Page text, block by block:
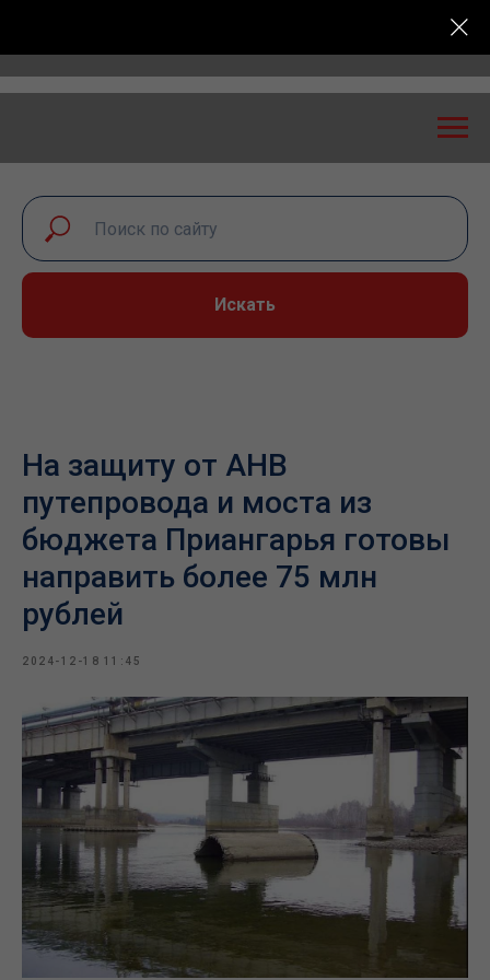
экспертный диалог – 2026» пройдет в Самаре
Искать
На защиту от АНВ
путепровода и моста из
бюджета Приангарья готовы
направить более 75 млн
рублей
2024-12-18 11:45